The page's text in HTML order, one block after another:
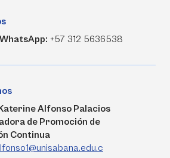
+57 312 5636538
Alfonso Palacios
de Promoción de
Continua